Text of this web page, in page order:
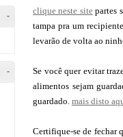
-
-
clique neste sitepartes
tampa pra um
levarão de volta ao
Se você quer evitar
alimentos sejam
guardado. mais disto
Certifique-se de fechar